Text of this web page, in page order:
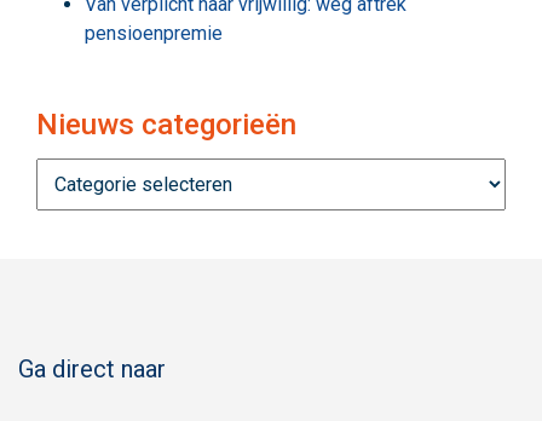
pensioenpremie
Nieuws categorieën
categorieën
Ga direct naar